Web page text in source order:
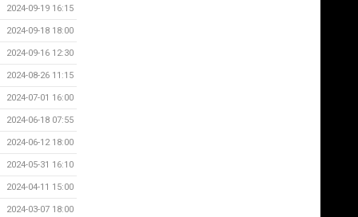
2024-09-19 16:15
2024-09-18 18:00
2024-09-16 12:30
2024-08-26 11:15
2024-07-01 16:00
2024-06-18 07:55
2024-06-12 18:00
2024-05-31 16:10
2024-04-11 15:00
2024-03-07 18:00